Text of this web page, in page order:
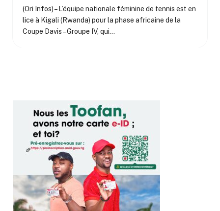
(Ori Infos) – L’équipe nationale féminine de tennis est en
lice à Kigali (Rwanda) pour la phase africaine de la
Coupe Davis – Groupe IV, qui…